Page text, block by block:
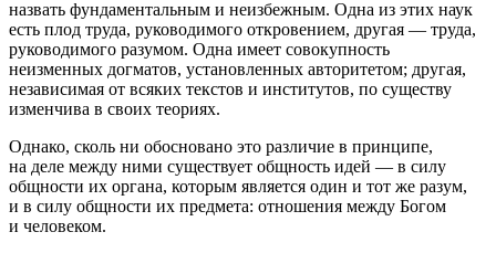
назвать фундаментальным и неизбежным. Одна из этих наук
есть плод труда, руководимого откровением, другая — труда,
руководимого разумом. Одна имеет совокупность
неизменных догматов, установленных авторитетом; другая,
независимая от всяких текстов и институтов, по существу
изменчива в своих теориях.
Однако, сколь ни обосновано это различие в принципе,
на деле между ними существует общность идей — в силу
общности их органа, которым является один и тот же разум,
и в силу общности их предмета: отношения между Богом
и человеком.